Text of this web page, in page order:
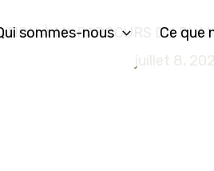
sommes-nous Ce que
À MI-PARCOURS DU
juillet 8,